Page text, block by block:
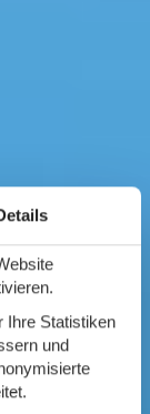
Ihre Statistiken
und